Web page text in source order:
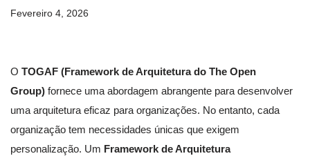
Fevereiro 4, 2026
O TOGAF (Framework de Arquitetura do The Open
Group) fornece uma abordagem abrangente para desenvolver
uma arquitetura eficaz para organizações. No entanto, cada
organização tem necessidades únicas que exigem
personalização. Um Framework de Arquitetura